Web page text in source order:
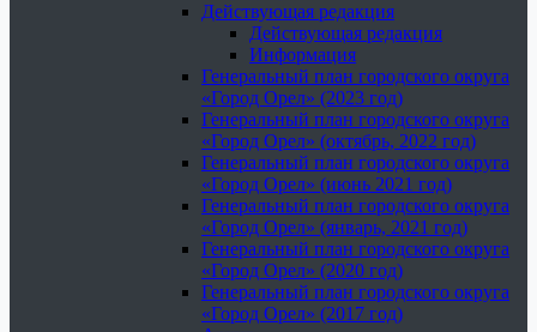
Действующая редакция
Действующая редакция
Информация
Генеральный план городского округа
«Город Орел» (2023 год)
Генеральный план городского округа
«Город Орел» (октябрь, 2022 год)
Генеральный план городского округа
«Город Орел» (июнь 2021 год)
Генеральный план городского округа
«Город Орел» (январь, 2021 год)
Генеральный план городского округа
«Город Орел» (2020 год)
Генеральный план городского округа
«Город Орел» (2017 год)